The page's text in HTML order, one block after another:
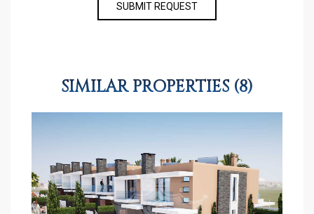
SUBMIT REQUEST
SIMILAR PROPERTIES (8)